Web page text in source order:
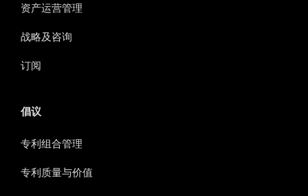
资产运营管理
战略及咨询
订阅
倡议
专利组合管理
专利质量与价值